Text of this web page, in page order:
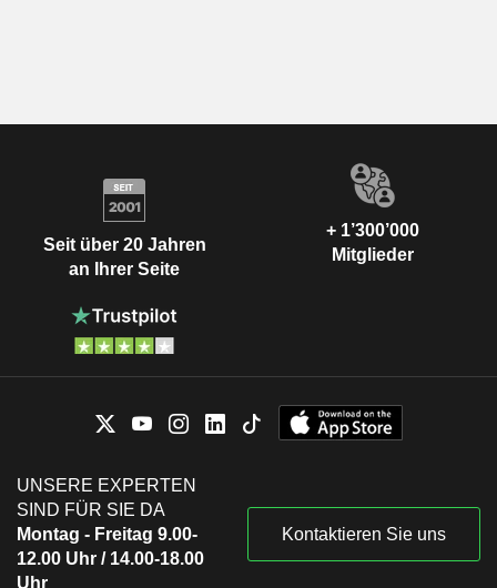
Seit über 20 Jahren
an Ihrer Seite
+ 1’300’000
Mitglieder
UNSERE EXPERTEN
SIND FÜR SIE DA
Montag - Freitag 9.00-
12.00 Uhr / 14.00-18.00
Uhr
Kontaktieren Sie uns